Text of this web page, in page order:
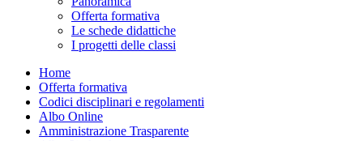
Offerta formativa
Le schede didattiche
I progetti delle classi
Home
Offerta formativa
Codici disciplinari e regolamenti
Albo Online
Amministrazione Trasparente